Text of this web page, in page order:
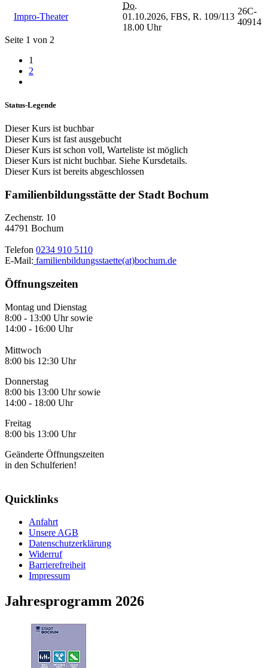
Impro-Theater
Do.
01.10.2026,
18.00 Uhr
FBS, R. 109/113
26C-
40914
Seite 1 von 2
1
2
Status-Legende
Dieser Kurs ist buchbar
Dieser Kurs ist fast ausgebucht
Dieser Kurs ist schon voll, Warteliste ist möglich
Dieser Kurs ist nicht buchbar. Siehe Kursdetails.
Dieser Kurs ist bereits abgeschlossen
Familienbildungsstätte der Stadt Bochum
Zechenstr. 10
44791 Bochum
Telefon 0234 910 5110
E-Mail: familienbildungsstaette(at)bochum.de
Öffnungszeiten
Montag und Dienstag
8:00 - 13:00 Uhr sowie
14:00 - 16:00 Uhr
Mittwoch
8:00 bis 12:30 Uhr
Donnerstag
8:00 bis 13:00 Uhr sowie
14:00 - 18:00 Uhr
Freitag
8:00 bis 13:00 Uhr
Geänderte Öffnungszeiten
in den Schulferien!
Quicklinks
Anfahrt
Unsere AGB
Datenschutzerklärung
Widerruf
Barrierefreiheit
Impressum
Jahresprogramm 2026